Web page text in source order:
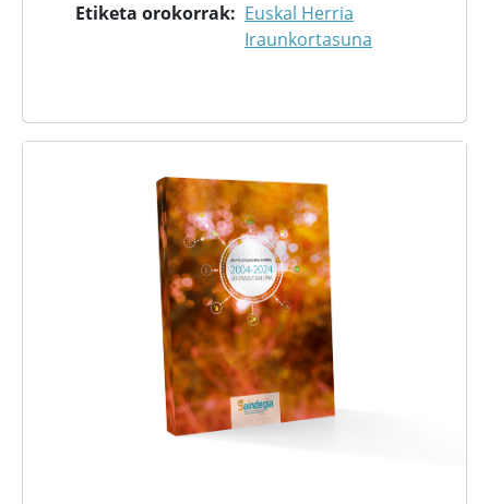
Etiketa orokorrak
Euskal Herria
Iraunkortasuna